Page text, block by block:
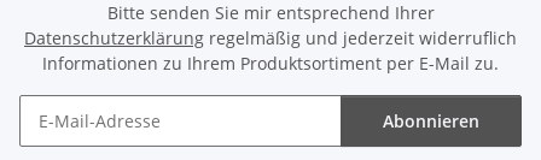
Bitte senden Sie mir entsprechend Ihrer
Datenschutzerklärung regelmäßig und jederzeit widerruflich
Informationen zu Ihrem Produktsortiment per E-Mail zu.
Abonnieren